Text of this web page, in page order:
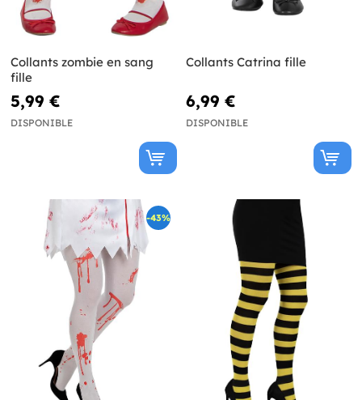
Collants zombie en sang
fille
5,99 €
DISPONIBLE
Collants Catrina fille
6,99 €
DISPONIBLE
-43%